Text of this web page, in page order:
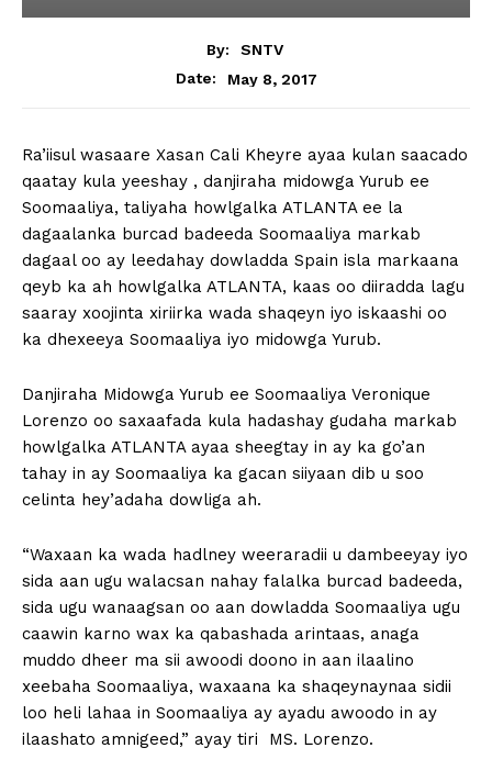
By:
SNTV
Date:
May 8, 2017
Ra’iisul wasaare Xasan Cali Kheyre ayaa kulan saacado
qaatay kula yeeshay , danjiraha midowga Yurub ee
Soomaaliya, taliyaha howlgalka ATLANTA ee la
dagaalanka burcad badeeda Soomaaliya markab
dagaal oo ay leedahay dowladda Spain isla markaana
qeyb ka ah howlgalka ATLANTA, kaas oo diiradda lagu
saaray xoojinta xiriirka wada shaqeyn iyo iskaashi oo
ka dhexeeya Soomaaliya iyo midowga Yurub.
Danjiraha Midowga Yurub ee Soomaaliya Veronique
Lorenzo oo saxaafada kula hadashay gudaha markab
howlgalka ATLANTA ayaa sheegtay in ay ka go’an
tahay in ay Soomaaliya ka gacan siiyaan dib u soo
celinta hey’adaha dowliga ah.
“Waxaan ka wada hadlney weeraradii u dambeeyay iyo
sida aan ugu walacsan nahay falalka burcad badeeda,
sida ugu wanaagsan oo aan dowladda Soomaaliya ugu
caawin karno wax ka qabashada arintaas, anaga
muddo dheer ma sii awoodi doono in aan ilaalino
xeebaha Soomaaliya, waxaana ka shaqeynaynaa sidii
loo heli lahaa in Soomaaliya ay ayadu awoodo in ay
ilaashato amnigeed,” ayay tiri MS. Lorenzo.